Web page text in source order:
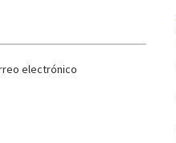
electrónico